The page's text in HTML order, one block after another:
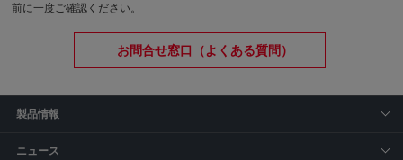
前に一度ご確認ください。
お問合せ窓口（よくある質問）
製品情報
ニュース